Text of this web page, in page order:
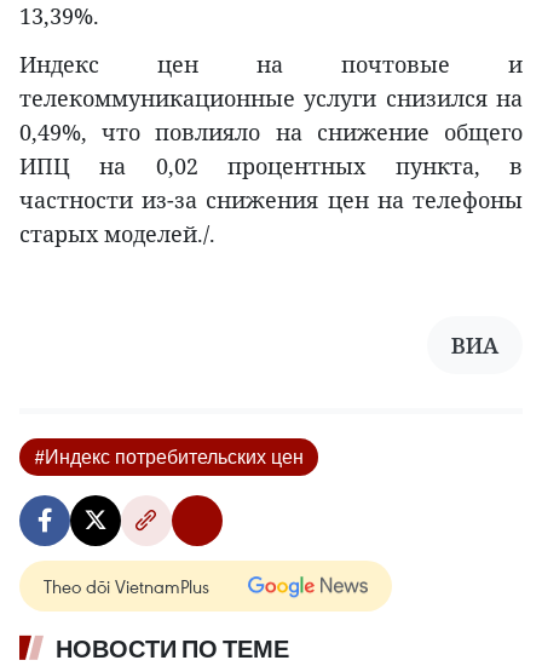
13,39%.
Индекс цен на почтовые и
телекоммуникационные услуги снизился на
0,49%, что повлияло на снижение общего
ИПЦ на 0,02 процентных пункта, в
частности из-за снижения цен на телефоны
старых моделей./.
ВИА
#Индекс потребительских цен
Theo dõi VietnamPlus
НОВОСТИ ПО ТЕМЕ